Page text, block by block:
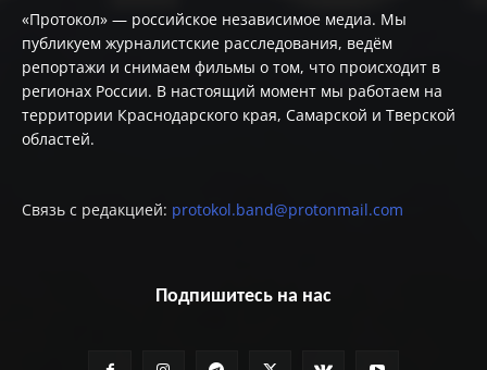
«Протокол» — российское независимое медиа. Мы
публикуем журналистские расследования, ведём
репортажи и снимаем фильмы о том, что происходит в
регионах России. В настоящий момент мы работаем на
территории Краснодарского края, Самарской и Тверской
областей.
Связь с редакцией: protokol.band@protonmail.com
Подпишитесь на нас